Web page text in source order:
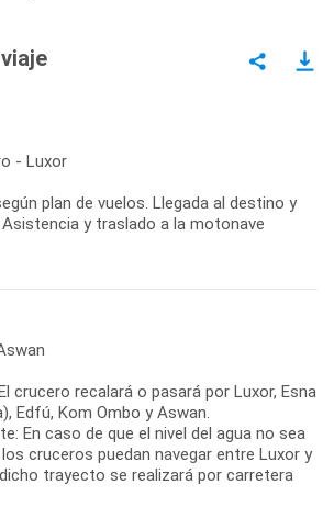
- Luxor
plan de vuelos. Llegada al destino y
y traslado a la motonave
crucero recalará o pasará por Luxor, Esna
Edfú, Kom Ombo y Aswan.
En caso de que el nivel del agua no sea
cruceros puedan navegar entre Luxor y
trayecto se realizará por carretera